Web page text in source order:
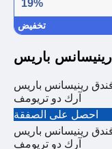
19%
تخفيض
على خصم ١٩٪ على فندق رينيسانس باريس
آرك دو تريومف
احصل على الصفقة
على خصم ١٩٪ على فندق رينيسانس باريس
آرك دو تريومف